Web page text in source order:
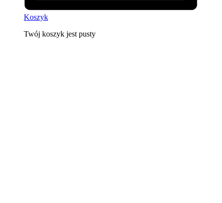
Koszyk
Twój koszyk jest pusty